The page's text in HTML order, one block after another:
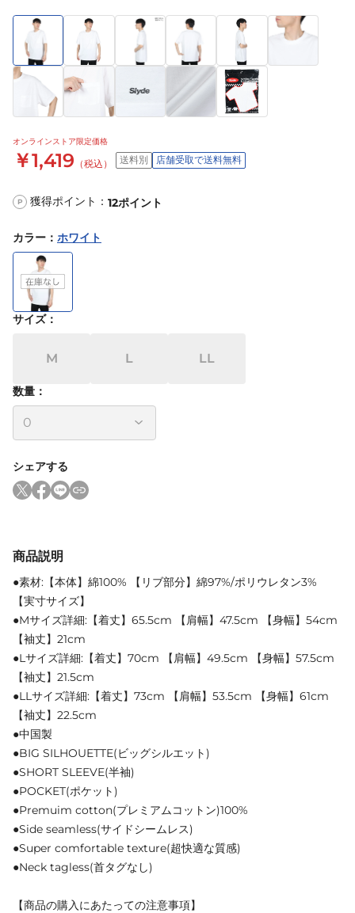
オンラインストア限定価格
￥1,419 （税込） 送料別 店舗受取で送料無料
P 獲得ポイント： 12ポイント
カラー ： ホワイト
サイズ：
M L LL
数量：
シェアする
商品説明
●素材:【本体】綿100% 【リブ部分】綿97%/ポリウレタン3%
【実寸サイズ】
●Mサイズ詳細:【着丈】65.5cm 【肩幅】47.5cm 【身幅】54cm
【袖丈】21cm
●Lサイズ詳細:【着丈】70cm 【肩幅】49.5cm 【身幅】57.5cm
【袖丈】21.5cm
●LLサイズ詳細:【着丈】73cm 【肩幅】53.5cm 【身幅】61cm
【袖丈】22.5cm
●中国製
●BIG SILHOUETTE(ビッグシルエット)
●SHORT SLEEVE(半袖)
●POCKET(ポケット)
●Premuim cotton(プレミアムコットン)100%
●Side seamless(サイドシームレス)
●Super comfortable texture(超快適な質感)
●Neck tagless(首タグなし)
【商品の購入にあたっての注意事項】